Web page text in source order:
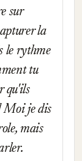
sur
la
le rythme
tu
qu'ils
Moi je dis
mais